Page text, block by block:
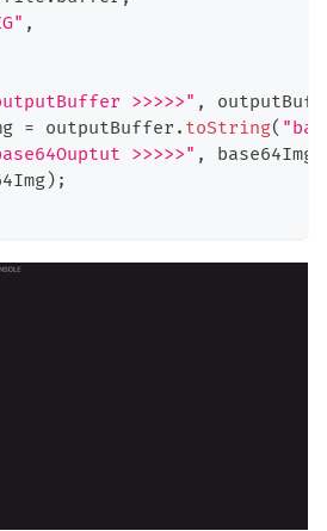
,
>>>>>" ,
= outputBuffer . toString(
>>>>>" , base64Img
) ;